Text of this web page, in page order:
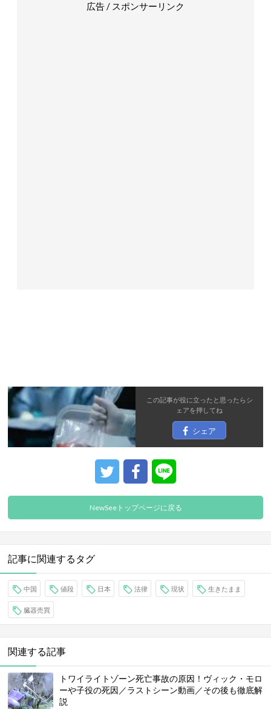
広告 / スポンサーリンク
この記事が役に立ったと思ったらシ
ェアを押してね
シェア
NewSeeトップページに戻る
記事に関連するタグ
中国 値段 日本 法律 現状 生きたまま
臓器売買
関連する記事
トワイライトゾーン死亡事故の原因！ヴィック・モロ
ーや子役の死因／ラストシーン動画／その後も徹底解
説